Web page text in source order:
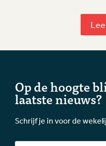
Op de hoogte
laatste nieuws?
Schrijf je in voor de